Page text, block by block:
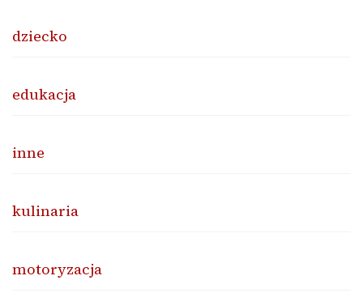
dziecko
edukacja
inne
kulinaria
motoryzacja